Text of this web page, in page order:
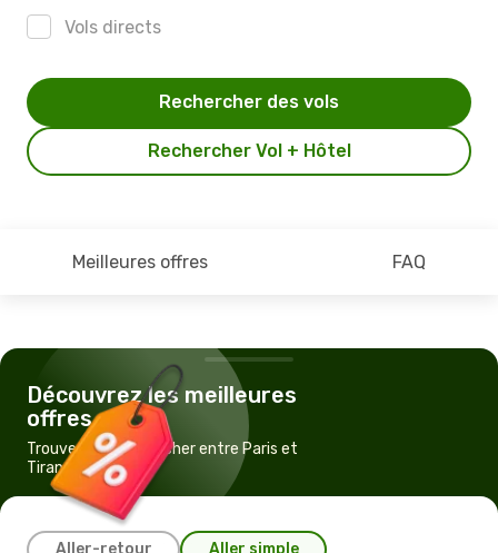
Vols directs
Rechercher Vol + Hôtel
Rechercher des vols
Meilleures offres FAQ
Découvrez les meilleures
offres
Trouvez un vol pas cher entre Paris et
Tirana
Aller-retour Aller simple